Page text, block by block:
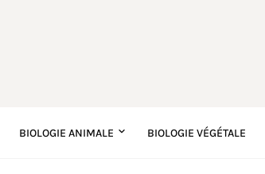
BIOLOGIE ANIMALE BIOLOGIE VÉGÉTALE